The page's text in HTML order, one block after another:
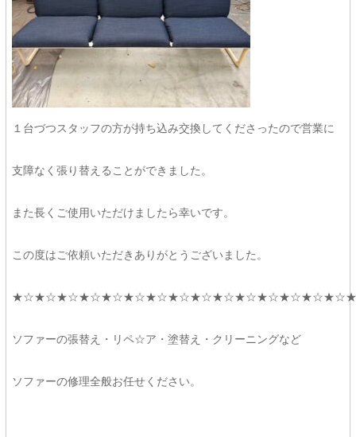
１台づつスタッフの方が持ち込み交換してくださったので営業に
支障なく張り替えることができました。
また長くご使用いただけましたら幸いです。
この度はご依頼いただきありがとうございました。
ソファーの張替え・リペ☆ア・塗替え・クリーニングなど
ソファーの修理全般お任せください。